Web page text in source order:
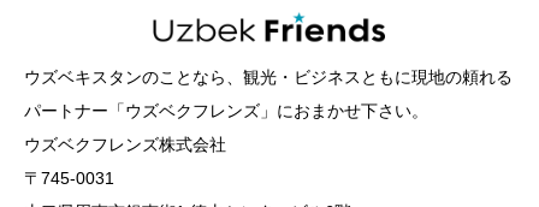
ウズベキスタンのことなら、観光・ビジネスともに現地の頼れる
パートナー「ウズベクフレンズ」におまかせ下さい。
ウズベクフレンズ株式会社
〒745-0031